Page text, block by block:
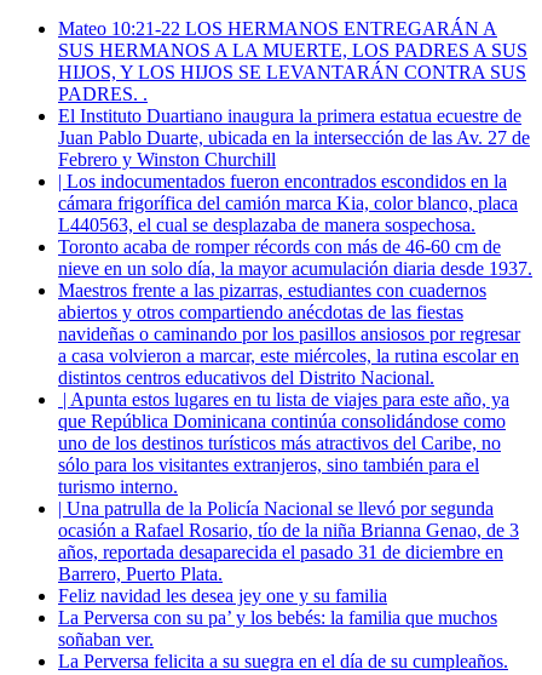
Mateo 10:21-22 LOS HERMANOS ENTREGARÁN A
SUS HERMANOS A LA MUERTE, LOS PADRES A SUS
HIJOS, Y LOS HIJOS SE LEVANTARÁN CONTRA SUS
PADRES. .
El Instituto Duartiano inaugura la primera estatua ecuestre de
Juan Pablo Duarte, ubicada en la intersección de las Av. 27 de
Febrero y Winston Churchill
| Los indocumentados fueron encontrados escondidos en la
cámara frigorífica del camión marca Kia, color blanco, placa
L440563, el cual se desplazaba de manera sospechosa.
Toronto acaba de romper récords con más de 46-60 cm de
nieve en un solo día, la mayor acumulación diaria desde 1937.
Maestros frente a las pizarras, estudiantes con cuadernos
abiertos y otros compartiendo anécdotas de las fiestas
navideñas o caminando por los pasillos ansiosos por regresar
a casa volvieron a marcar, este miércoles, la rutina escolar en
distintos centros educativos del Distrito Nacional.
| Apunta estos lugares en tu lista de viajes para este año, ya
que República Dominicana continúa consolidándose como
uno de los destinos turísticos más atractivos del Caribe, no
sólo para los visitantes extranjeros, sino también para el
turismo interno.
| Una patrulla de la Policía Nacional se llevó por segunda
ocasión a Rafael Rosario, tío de la niña Brianna Genao, de 3
años, reportada desaparecida el pasado 31 de diciembre en
Barrero, Puerto Plata.
Feliz navidad les desea jey one y su familia
La Perversa con su pa’ y los bebés: la familia que muchos
soñaban ver.
La Perversa felicita a su suegra en el día de su cumpleaños.